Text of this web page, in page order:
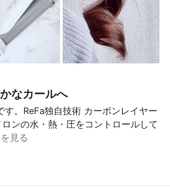
なカールへ
す。ReFa独自技術 カーボンレイヤー
ンの水・熱・圧をコントロールして
見る